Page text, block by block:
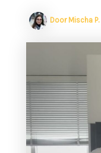
Door Mischa P.